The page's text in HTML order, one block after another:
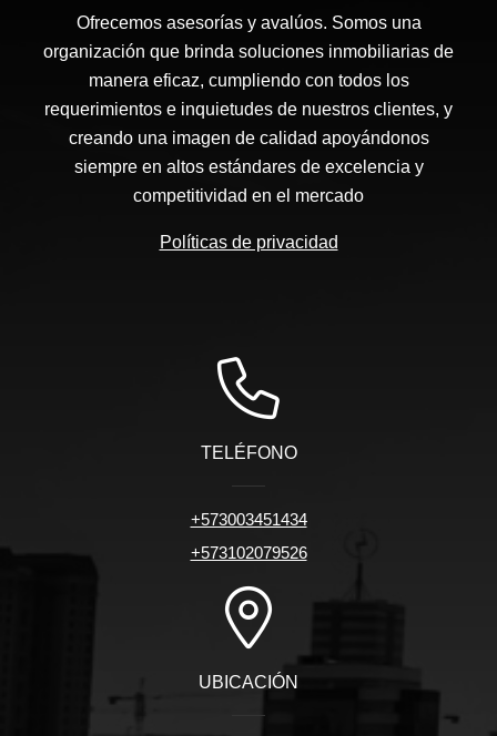
Ofrecemos asesorías y avalúos. Somos una
organización que brinda soluciones inmobiliarias de
manera eficaz, cumpliendo con todos los
requerimientos e inquietudes de nuestros clientes, y
creando una imagen de calidad apoyándonos
siempre en altos estándares de excelencia y
competitividad en el mercado
Políticas de privacidad
TELÉFONO
+573003451434
+573102079526
UBICACIÓN